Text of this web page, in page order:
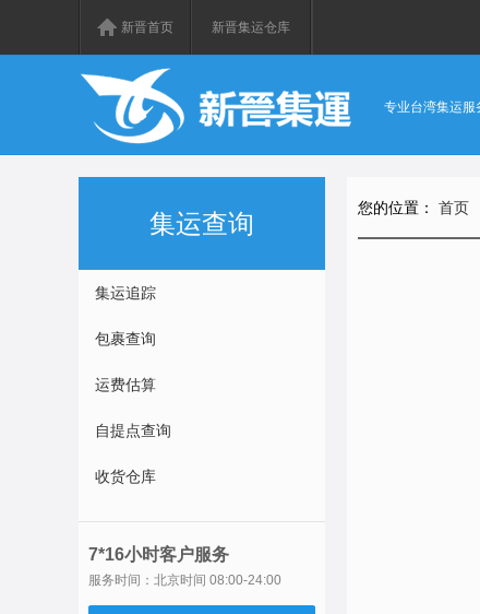
新晋首页 新晋集运仓库
专业台湾集运服
集运查询
集运追踪
包裹查询
运费估算
自提点查询
收货仓库
7*16小时客户服务
服务时间：北京时间 08:00-24:00
您的位置： 首页